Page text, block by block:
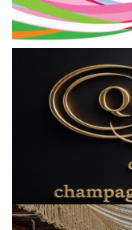
L’Art des Sens
Local Elections 2023
Elections 2023